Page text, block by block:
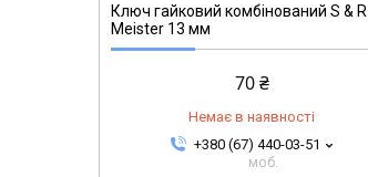
Ключ гайковий комбінований S & R
Meister 13 мм
70 ₴
Немає в наявності
+380 (67) 440-03-51
моб.